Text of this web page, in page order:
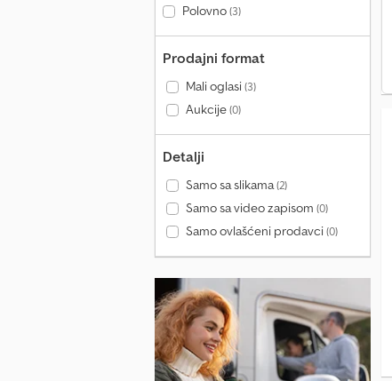
Polovno(3)
Prodajni format
Mali oglasi(3)
Aukcije(0)
Detalji
Samo sa slikama(2)
Samo sa video zapisom (0)
Samo ovlašćeni prodavci(0)